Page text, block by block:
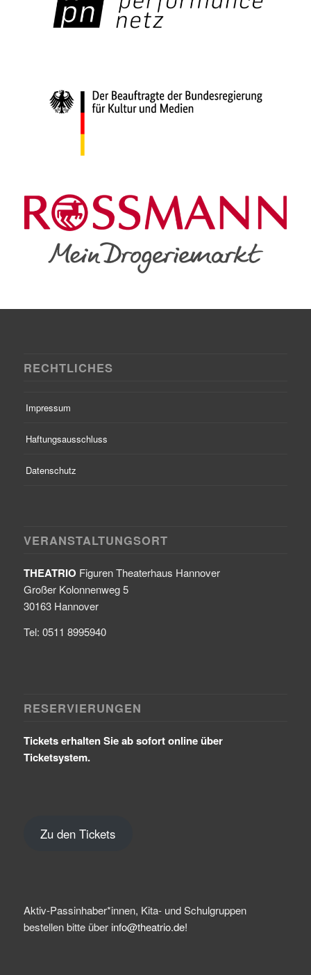
RECHTLICHES
Impressum
Haftungsausschluss
Datenschutz
VERANSTALTUNGSORT
THEATRIO Figuren Theaterhaus Hannover
Großer Kolonnenweg 5
30163 Hannover
Tel: 0511 8995940
RESERVIERUNGEN
Tickets erhalten Sie ab sofort online über
Ticketsystem.
Zu den Tickets
Aktiv-Passinhaber*innen, Kita- und Schulgruppen
bestellen bitte über info@theatrio.de!